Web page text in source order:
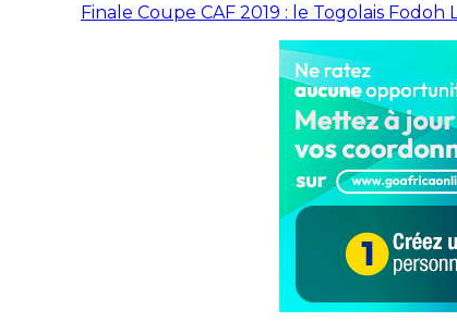
Finale Coupe CAF 2019 : le Togolais